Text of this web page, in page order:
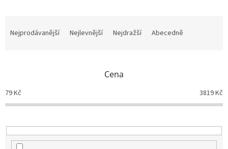
p
r
o
u
Nejprodávanější Nejlevnější Nejdražší Abecedně
Cena
79Kč 3819Kč